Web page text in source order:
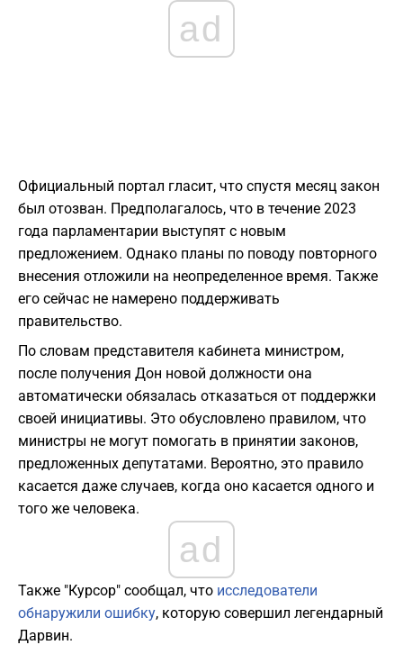
ad
Официальный портал гласит, что спустя месяц закон
был отозван. Предполагалось, что в течение 2023
года парламентарии выступят с новым
предложением. Однако планы по поводу повторного
внесения отложили на неопределенное время. Также
его сейчас не намерено поддерживать
правительство.
По словам представителя кабинета министром,
после получения Дон новой должности она
автоматически обязалась отказаться от поддержки
своей инициативы. Это обусловлено правилом, что
министры не могут помогать в принятии законов,
предложенных депутатами. Вероятно, это правило
касается даже случаев, когда оно касается одного и
того же человека.
ad
Также "Курсор" сообщал, что исследователи
обнаружили ошибку, которую совершил легендарный
Дарвин.